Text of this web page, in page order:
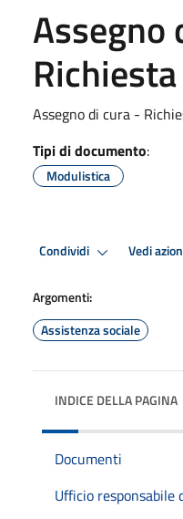
Assegno
Richiesta
Assegno di cura -
Tipi di documento:
Modulistica
Condividi Vedi
Argomenti:
Assistenza sociale
INDICE DELLA PAGINA
Documenti
Ufficio responsabile